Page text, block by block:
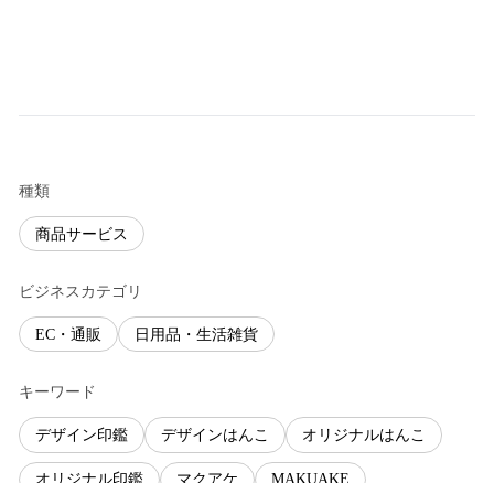
種類
商品サービス
ビジネスカテゴリ
EC・通販 日用品・生活雑貨
キーワード
デザイン印鑑 デザインはんこ オリジナルはんこ
オリジナル印鑑 マクアケ MAKUAKE